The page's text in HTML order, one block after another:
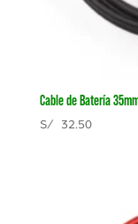
Cable de Batería
S/32.50